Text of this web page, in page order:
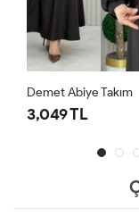
Demet Abiye Takım
3,049 TL